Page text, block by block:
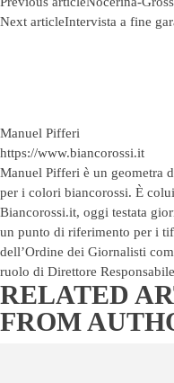
Next articleIntervista a fine
Manuel Pifferi
https://www.biancorossi.it
Manuel Pifferi è un geometra
per i colori biancorossi. È
Biancorossi.it, oggi testata
un punto di riferimento per i
dell’Ordine dei Giornalisti
ruolo di Direttore
RELATED
FROM